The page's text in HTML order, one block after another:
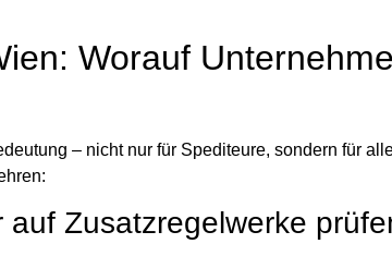
Worauf
– nicht nur für Spediteure, sondern für
auf Zusatzregelwerke